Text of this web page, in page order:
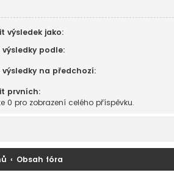
výsledek jako:
výsledky podle:
výsledky na předchozí:
prvních:
0 pro zobrazení celého příspěvku.
Obsah fóra